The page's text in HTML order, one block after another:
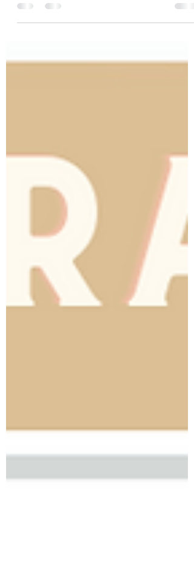
apretados de tiempo ya estamos, pero
empezamos a manejar...